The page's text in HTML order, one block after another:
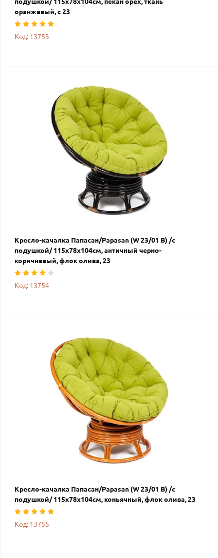
оранжевый, с 23
Код: 13753
Кресло-качалка Папасан/Papasan (W 23/01 B) /с
подушкой/ 115х78х104см, античный черно-
коричневый, флок олива, 23
Код: 13754
Кресло-качалка Папасан/Papasan (W 23/01 B) /с
подушкой/ 115х78х104см, коньячный, флок олива, 23
Код: 13755